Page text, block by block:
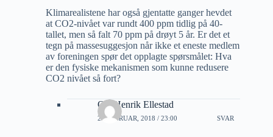
Klimarealistene har også gjentatte ganger hevdet
at CO2-nivået var rundt 400 ppm tidlig på 40-
tallet, men så falt 70 ppm på drøyt 5 år. Er det et
tegn på massesuggesjon når ikke et eneste medlem
av foreningen spør det opplagte spørsmålet: Hva
er den fysiske mekanismen som kunne redusere
CO2 nivået så fort?
Ole Henrik Ellestad
22 FEBRUAR, 2018 / 23:00 SVAR